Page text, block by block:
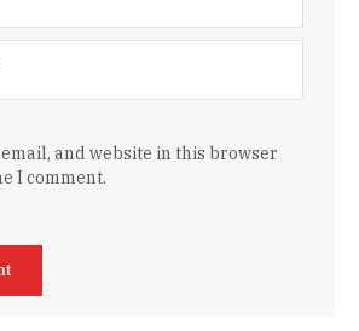
email, and website in this browser
I comment.